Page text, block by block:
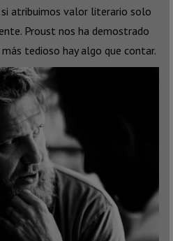
atribuimos valor literario solo
Proust nos ha demostrado
tedioso hay algo que contar.